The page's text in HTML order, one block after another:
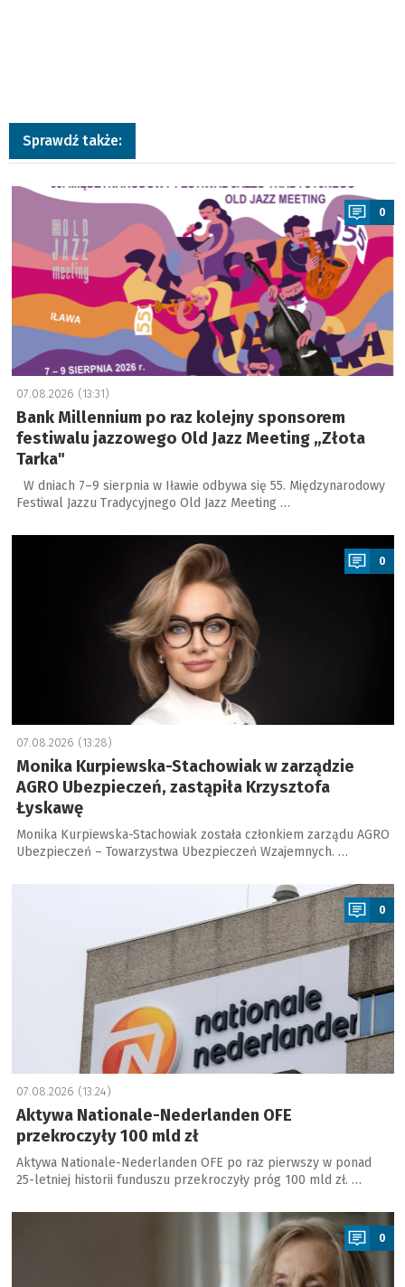
Sprawdź także:
a
0
07.08.2026 (13:31)
Bank Millennium po raz kolejny sponsorem
festiwalu jazzowego Old Jazz Meeting „Złota
Tarka"
W dniach 7–9 sierpnia w Iławie odbywa się 55. Międzynarodowy
Festiwal Jazzu Tradycyjnego Old Jazz Meeting …
a
0
07.08.2026 (13:28)
Monika Kurpiewska-Stachowiak w zarządzie
AGRO Ubezpieczeń, zastąpiła Krzysztofa
Łyskawę
Monika Kurpiewska-Stachowiak została członkiem zarządu AGRO
Ubezpieczeń – Towarzystwa Ubezpieczeń Wzajemnych. …
0
07.08.2026 (13:24)
Aktywa Nationale-Nederlanden OFE
przekroczyły 100 mld zł
Aktywa Nationale-Nederlanden OFE po raz pierwszy w ponad
25-letniej historii funduszu przekroczyły próg 100 mld zł. …
a
0